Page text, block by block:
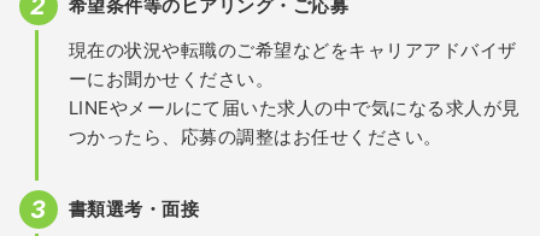
希望条件等のヒアリング・ご応募
現在の状況や転職のご希望などをキャリアアドバイザ
ーにお聞かせください。
LINEやメールにて届いた求人の中で気になる求人が見
つかったら、応募の調整はお任せください。
書類選考・面接